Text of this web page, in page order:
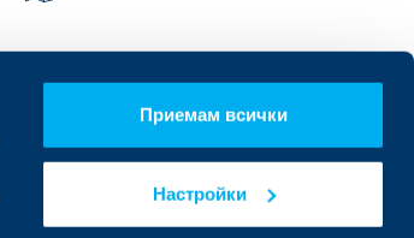
Приемам всички
Настройки